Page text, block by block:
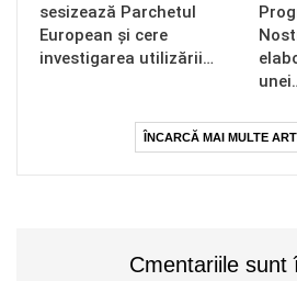
sesizează Parchetul
European și cere
investigarea utilizării…
ÎNCARCĂ MAI MULTE
Cmentariile sunt